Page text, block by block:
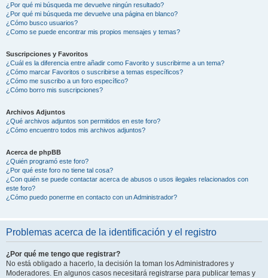
¿Por qué mi búsqueda me devuelve ningún resultado?
¿Por qué mi búsqueda me devuelve una página en blanco?
¿Cómo busco usuarios?
¿Como se puede encontrar mis propios mensajes y temas?
Suscripciones y Favoritos
¿Cuál es la diferencia entre añadir como Favorito y suscribirme a un tema?
¿Cómo marcar Favoritos o suscribirse a temas específicos?
¿Cómo me suscribo a un foro específico?
¿Cómo borro mis suscripciones?
Archivos Adjuntos
¿Qué archivos adjuntos son permitidos en este foro?
¿Cómo encuentro todos mis archivos adjuntos?
Acerca de phpBB
¿Quién programó este foro?
¿Por qué este foro no tiene tal cosa?
¿Con quién se puede contactar acerca de abusos o usos ilegales relacionados con
este foro?
¿Cómo puedo ponerme en contacto con un Administrador?
Problemas acerca de la identificación y el registro
¿Por qué me tengo que registrar?
No está obligado a hacerlo, la decisión la toman los Administradores y
Moderadores. En algunos casos necesitará registrarse para publicar temas y